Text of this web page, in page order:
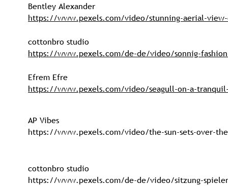
Bentley Alexander
https://www.pexels.com/video/stunning-aerial-view-
cottonbro studio
https://www.pexels.com/de-de/video/sonnig-
Efrem Efre
https://www.pexels.com/video/seagull-on-a-tranquil-
AP Vibes
https://www.pexels.com/video/the-sun-sets-over-
cottonbro studio
https://www.pexels.com/de-de/video/sitzung-